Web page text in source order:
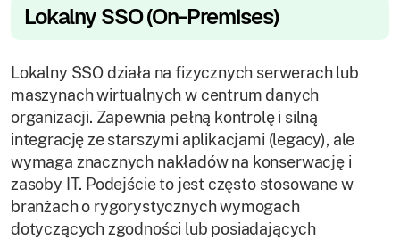
Lokalny SSO (On-Premises)
Lokalny SSO działa na fizycznych serwerach lub
maszynach wirtualnych w centrum danych
organizacji. Zapewnia pełną kontrolę i silną
integrację ze starszymi aplikacjami (legacy), ale
wymaga znacznych nakładów na konserwację i
zasoby IT. Podejście to jest często stosowane w
branżach o rygorystycznych wymogach
dotyczących zgodności lub posiadających